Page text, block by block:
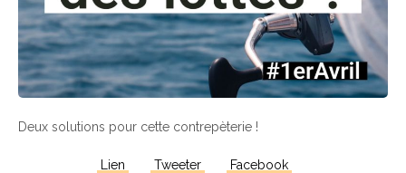
Deux solutions pour cette contrepèterie !
Lien Tweeter Facebook